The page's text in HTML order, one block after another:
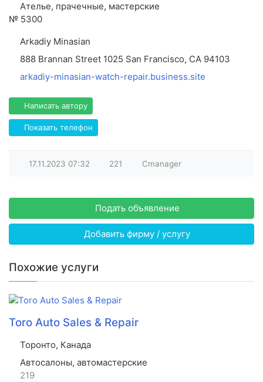
Ателье, прачечные, мастерские
№ 5300
Arkadiy Minasian
888 Brannan Street 1025 San Francisco, CA 94103
arkadiy-minasian-watch-repair.business.site
Написать автору
Показать телефон
17.11.2023 07:32 221 Cmanager
Подать объявление
Добавить фирму / услугу
Похожие услуги
Toro Auto Sales & Repair
Торонто, Канада
Автосалоны, автомастерские
219